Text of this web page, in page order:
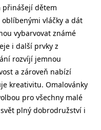
přinášejí dětem
oblíbenými vláčky a dát
vybarvovat známé
i další prvky z
rozvíjí jemnou
a zároveň nabízí
kreativitu. Omalovánky
pro všechny malé
plný dobrodružství i